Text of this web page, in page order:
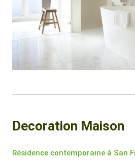
Decoration Maison
Résidence contemporaine à San